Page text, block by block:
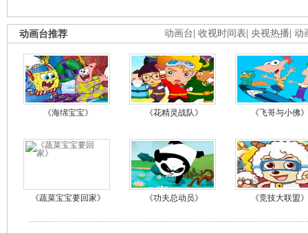
动画台 收视时间表 央视热播 动
动画台推荐
《海绵宝宝》 《花精灵战队》 《飞哥与小佛》
《蔬菜宝宝要回家》 《功夫总动员》 《竞技大联盟》